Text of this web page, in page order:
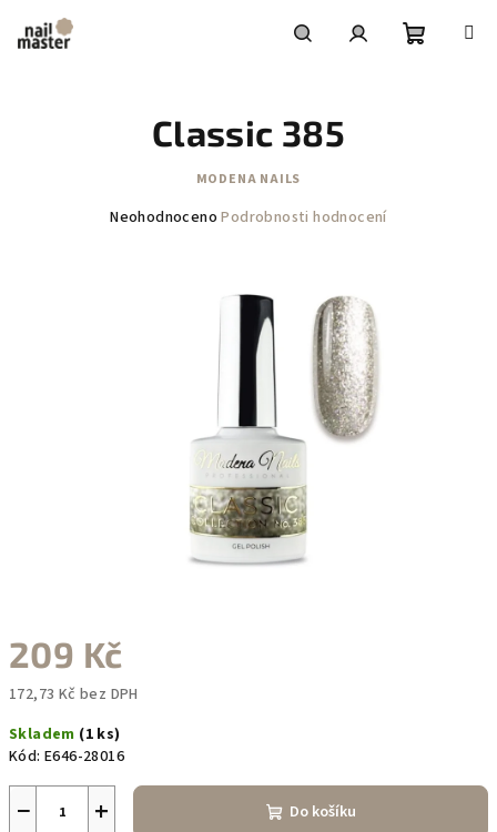
obsah
209 Kč
172,73 Kč bez DPH
cena:
Skladem (1 ks)
Kód: E646-28016
+
− Do košíku
Classic 385
MODENA NAILS
Průměrné
Neohodnoceno Podrobnosti hodnocení